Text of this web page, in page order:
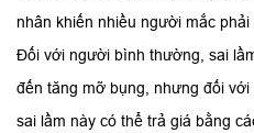
nhân khiến nhiều người mắc
Đối với người bình thường, sai
đến tăng mỡ bụng, nhưng đối
sai lầm này có thể trả giá bằng